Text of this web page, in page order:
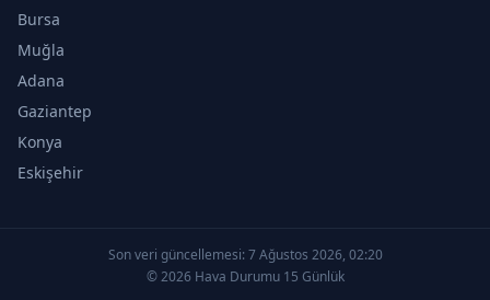
Bursa
Muğla
Adana
Gaziantep
Konya
Eskişehir
Son veri güncellemesi: 7 Ağustos 2026, 02:20
© 2026 Hava Durumu 15 Günlük